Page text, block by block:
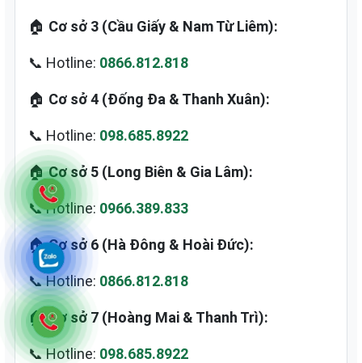
🏠 Cơ sở 3 (Cầu Giấy & Nam Từ Liêm):
📞 Hotline: 0866.812.818
🏠 Cơ sở 4 (Đống Đa & Thanh Xuân):
📞 Hotline: 098.685.8922
🏠Cơ sở 5 (Long Biên & Gia Lâm):
📞 Hotline: 0966.389.833
🏠Cơ sở 6 (Hà Đông & Hoài Đức):
📞 Hotline: 0866.812.818
🏠Cơ sở 7 (Hoàng Mai & Thanh Trì):
📞 Hotline: 098.685.8922